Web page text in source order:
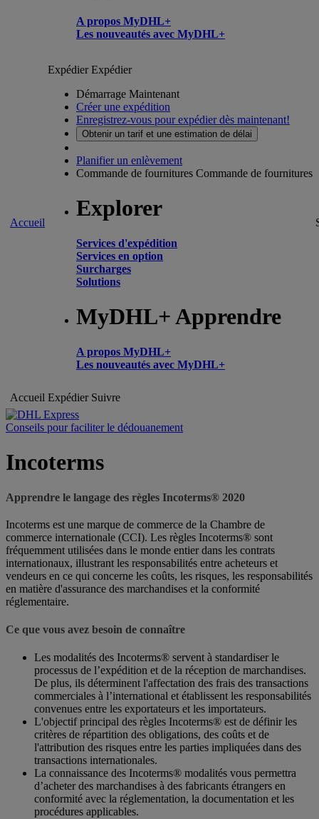
A propos MyDHL+
Les nouveautés avec MyDHL+
Accueil
ExpédierExpédier
Démarrage Maintenant
Créer une expédition
Enregistrez-vous pour expédier dès maintenant!
Obtenir un tarif et une estimation de délai
Planifier un enlèvement
Commande de fournitures Commande de fournitures
Explorer
Services d'expédition
Services en option
Surcharges
Solutions
MyDHL+ Apprendre
A propos MyDHL+
Les nouveautés avec MyDHL+
Accueil Expédier Suivre
Conseils pour faciliter le dédouanement
Incoterms
Apprendre le langage des règles Incoterms® 2020
Incoterms est une marque de commerce de la Chambre de
commerce internationale (CCI). Les règles Incoterms® sont
fréquemment utilisées dans le monde entier dans les contrats
internationaux, illustrant les responsabilités entre acheteurs et
vendeurs en ce qui concerne les coûts, les risques, les responsabilités
en matière d'assurance des marchandises et la conformité
réglementaire.
Ce que vous avez besoin de connaître
Les modalités des Incoterms® servent à standardiser le
processus de l’expédition et de la réception de marchandises.
De plus, ils déterminent l'affectation des frais des transactions
commerciales à l’international et établissent les responsabilités
convenues entre les exportateurs et les importateurs.
L'objectif principal des règles Incoterms® est de définir les
critères de répartition des obligations, des coûts et de
l'attribution des risques entre les parties impliquées dans des
transactions internationales.
La connaissance des Incoterms® modalités vous permettra
d’acheter des marchandises à des fabricants étrangers en
conformité avec la réglementation, la documentation et les
procédures applicables.